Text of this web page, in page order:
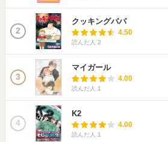
2
クッキングパパ
4.50
読んだ人 2
3
マイガール
4.00
読んだ人 1
4
K2
4.00
読んだ人 1